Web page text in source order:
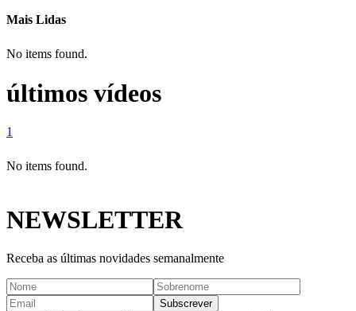
Mais Lidas
No items found.
últimos vídeos
1
No items found.
NEWSLETTER
Receba as últimas novidades semanalmente